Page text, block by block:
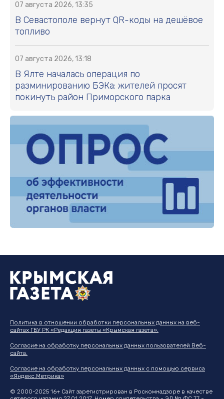
07 августа 2026, 13:35
В Севастополе вернут QR-коды на дешёвое
топливо
07 августа 2026, 13:18
В Ялте началась операция по
разминированию БЭКа: жителей просят
покинуть район Приморского парка
Политика в отношении обработки персональных данных на веб-
сайтах ГБУ РК «Редакция газеты «Крымская газета».
Согласие на обработку персональных данных пользователей Веб-
сайта.
Согласие на обработку персональных данных с помощью сервиса
«Яндекс.Метрика»
© 2000-2025 16+ Сайт зарегистрирован в Роскомнадзоре в качестве